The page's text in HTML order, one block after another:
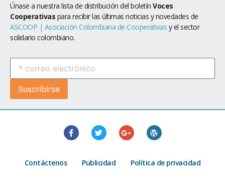
Únase a nuestra lista de distribución del boletín Voces
Cooperativas para recibir las últimas noticias y novedades de
ASCOOP | Asociación Colombiana de Cooperativas y el sector
solidario colombiano.
Contáctenos Publicidad Política de privacidad